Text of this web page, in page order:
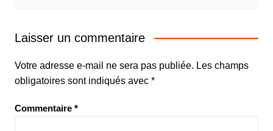
Laisser un commentaire
Votre adresse e-mail ne sera pas publiée. Les champs
obligatoires sont indiqués avec *
Commentaire *